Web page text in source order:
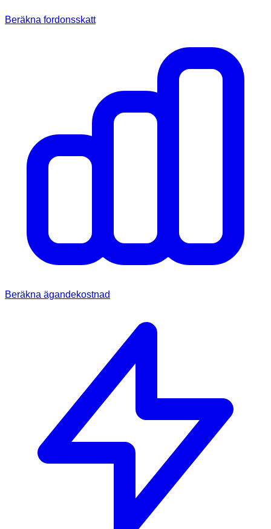
Beräkna fordonsskatt
Beräkna ägandekostnad